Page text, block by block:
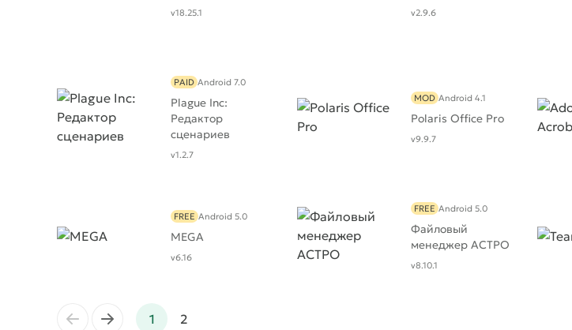
v18.25.1 v2.9.6
Plague Inc:
Редактор
сценариев
PAID Android 7.0
v1.2.7
Polaris Office Pro
MOD Android 4.1
v9.9.7
MEGA
FREE Android 5.0
v6.16
Файловый
менеджер АСТРО
FREE Android 5.0
v8.10.1
← → 1 2